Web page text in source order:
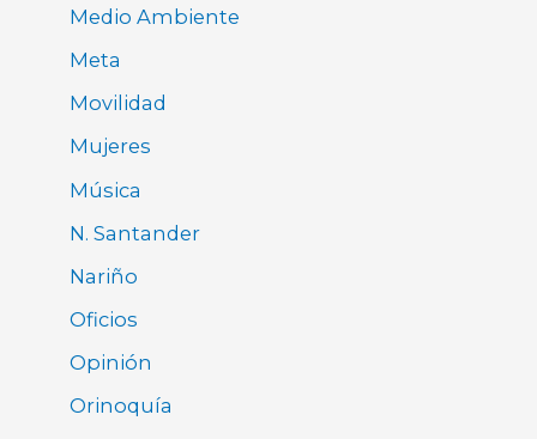
Medio Ambiente
Meta
Movilidad
Mujeres
Música
N. Santander
Nariño
Oficios
Opinión
Orinoquía